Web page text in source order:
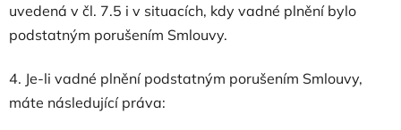
uvedená v čl. 7.5 i v situacích, kdy vadné plnění bylo
podstatným porušením Smlouvy.
4. Je-li vadné plnění podstatným porušením Smlouvy,
máte následující práva: